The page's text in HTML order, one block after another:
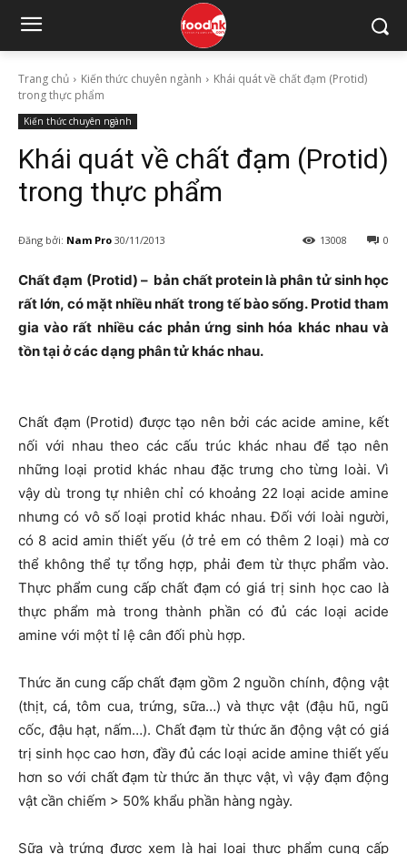
Trang chủ Kiến thức chuyên ngành
Khái quát về chất đạm (Protid)
trong thực phẩm
Kiến thức chuyên ngành
Khái quát về chất đạm (Protid)
trong thực phẩm
Đăng bởi: Nam Pro 30/11/2013 0
13008
Chất đạm (Protid) – bản chất protein là phân tử sinh học
rất lớn, có mặt nhiều nhất trong tế bào sống. Protid tham
gia vào rất nhiều các phản ứng sinh hóa khác nhau và
tồn tại ở các dạng phân tử khác nhau.
Chất đạm (Protid) được tạo nên bởi các acide amine, kết
nối với nhau theo các cấu trúc khác nhau để tạo nên
những loại protid khác nhau đặc trưng cho từng loài. Vì
vậy dù trong tự nhiên chỉ có khoảng 22 loại acide amine
nhưng có vô số loại protid khác nhau. Đối với loài người,
có 8 acid amin thiết yếu (ở trẻ em có thêm 2 loại) mà cơ
thể không thể tự tổng hợp, phải đem từ thực phẩm vào.
Thực phẩm cung cấp chất đạm có giá trị sinh học cao là
thực phẩm mà trong thành phần có đủ các loại acide
amine với một tỉ lệ cân đối phù hợp.
Thức ăn cung cấp chất đạm gồm 2 nguồn chính, động vật
(thịt, cá, tôm cua, trứng, sữa…) và thực vật (đậu hũ, ngũ
cốc, đậu hạt, nấm…). Chất đạm từ thức ăn động vật có giá
trị sinh học cao hơn, đầy đủ các loại acide amine thiết yếu
hơn so với chất đạm từ thức ăn thực vật, vì vậy đạm động
vật cần chiếm > 50% khẩu phần hàng ngày.
Sữa và trứng được xem là hai loại thực phẩm cung cấp